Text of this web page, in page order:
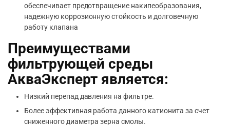
обеспечивает предотвращение накипеобразования,
надежную коррозионную стойкость и долговечную
работу клапана
Преимуществами
фильтрующей среды
АкваЭксперт является:
Низкий перепад давления на фильтре.
Более эффективная работа данного катионита за счет
сниженного диаметра зерна смолы.